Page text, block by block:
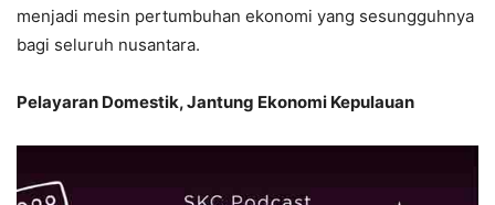
menjadi mesin pertumbuhan ekonomi yang sesungguhnya
bagi seluruh nusantara.
Pelayaran Domestik, Jantung Ekonomi Kepulauan